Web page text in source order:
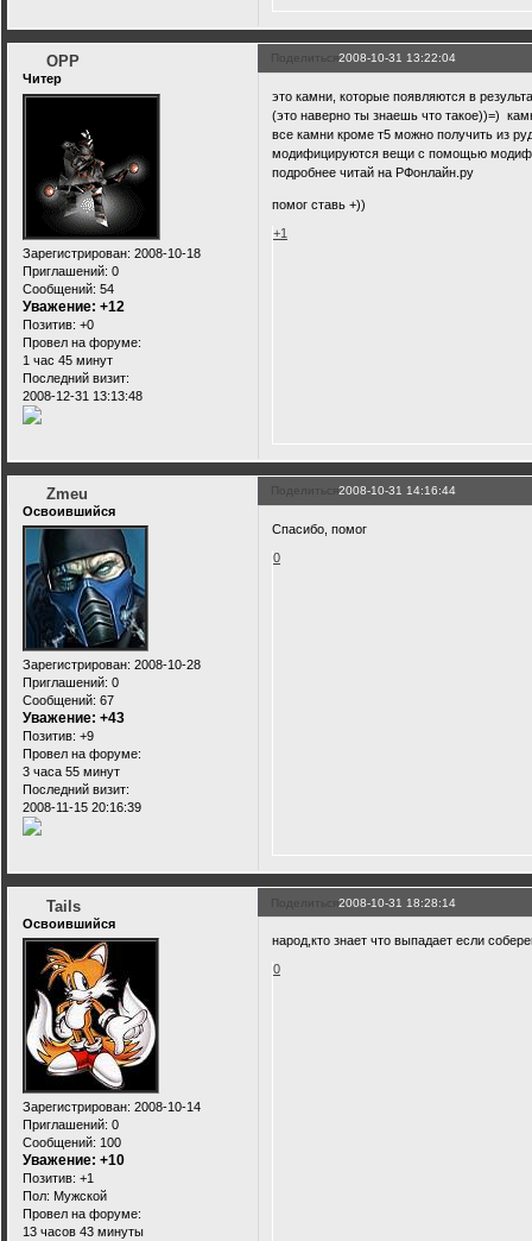
Поделиться2008-10-31 13:22:04
OPP
Читер
Зарегистрирован: 2008-10-18
Приглашений: 0
Сообщений: 54
Уважение: +12
Позитив: +0
Провел на форуме:
1 час 45 минут
Последний визит:
2008-12-31 13:13:48
это камни, которые появляются в
(это наверно ты знаешь что такое))=)
все камни кроме т5 можно получить из
модифицируются вещи с помощью
подробнее читай на РФонлайн.ру
помог ставь +))
+1
Поделиться2008-10-31 14:16:44
Zmeu
Освоившийся
Зарегистрирован: 2008-10-28
Приглашений: 0
Сообщений: 67
Уважение: +43
Позитив: +9
Провел на форуме:
3 часа 55 минут
Последний визит:
2008-11-15 20:16:39
Спасибо, помог
0
Поделиться2008-10-31 18:28:14
Tails
Освоившийся
Зарегистрирован: 2008-10-14
Приглашений: 0
Сообщений: 100
Уважение: +10
Позитив: +1
Пол: Мужской
Провел на форуме:
13 часов 43 минуты
народ,кто знает что выпадает если
0